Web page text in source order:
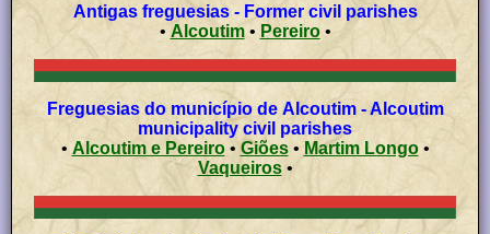
Antigas freguesias - Former civil parishes
• Alcoutim• Pereiro•
Freguesias do município de Alcoutim - Alcoutim
municipality civil parishes
• Alcoutim e Pereiro• Giões• Martim Longo•
Vaqueiros•